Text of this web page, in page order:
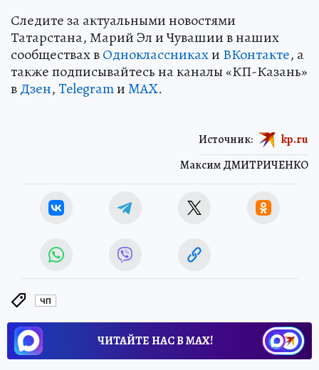
Следите за актуальными новостями
Татарстана, Марий Эл и Чувашии в наших
сообществах вОдноклассникахи ВКонтакте, а
также подписывайтесь на каналы «КП-Казань»
вДзен,TelegramиMAX.
Максим ДМИТРИЧЕНКО
Источник: kp.ru
ЧП
ЧИТАЙТЕ НАС В МАХ!